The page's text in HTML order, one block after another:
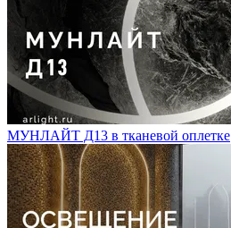
МУНЛАЙТ Д13 в тканевой оплетке